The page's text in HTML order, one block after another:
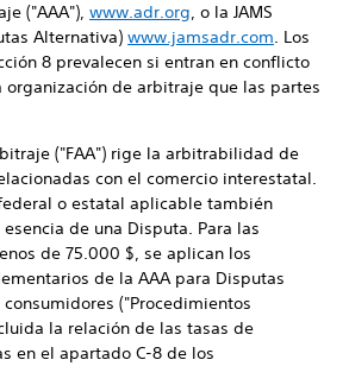
("AAA"), www.adr.org, o la JAMS
Alternativa) www.jamsadr.com. Los
8 prevalecen si entran en conflicto
organización de arbitraje que las partes
("FAA") rige la arbitrabilidad de
con el comercio interestatal.
o estatal aplicable también
de una Disputa. Para las
de 75.000 $, se aplican los
de la AAA para Disputas
("Procedimientos
la relación de las tasas de
en el apartado C-8 de los